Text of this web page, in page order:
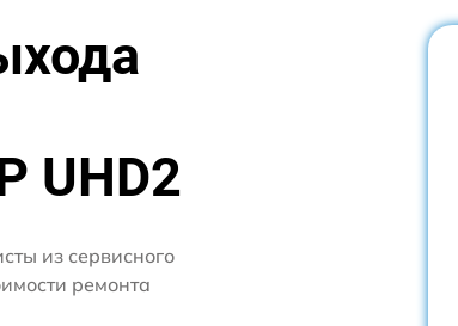
UHD2
из сервисного
ремонта